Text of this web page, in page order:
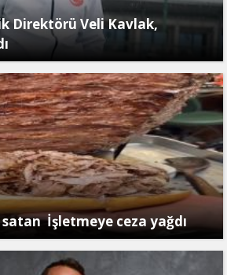
Direktörü Veli Kavlak,
satan İşletmeye ceza yağdı